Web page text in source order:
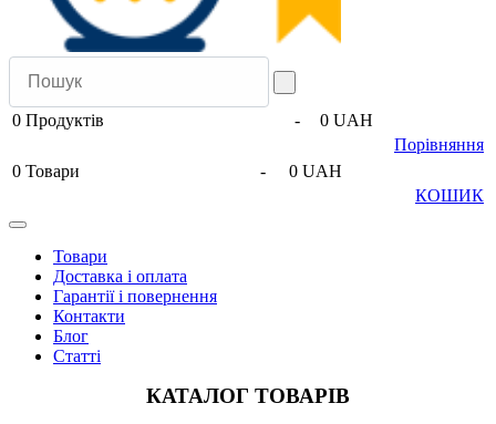
0 Продуктів -
0 UAH
Порівняння
0 Товари -
0 UAH
КОШИК
Товари
Доставка і оплата
Гарантії і повернення
Контакти
Блог
Статті
КАТАЛОГ ТОВАРІВ